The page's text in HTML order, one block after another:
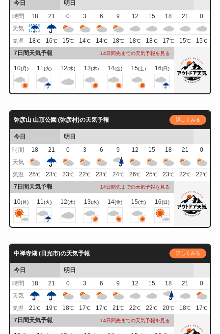
今日
明日
時間
18 21 0 3 6 9 12 15 18 21
0
天気
気温 18℃ 16℃ 15℃ 14℃ 14℃ 18℃ 18℃ 18℃ 17℃ 15℃ 15℃
7日間天気予報 14日間先までの天気予報を見る
10(月) 11(火) 12(水) 13(木) 14(金) 15(土) 16(日)
弥彦山 山頂公園 (弥彦村)の天気予報 詳しくみる
今日
明日
時間
18 21 0 3 6 9 12 15 18 21
0
天気
気温 25℃ 23℃ 23℃ 22℃ 23℃ 24℃ 26℃ 25℃ 23℃ 22℃ 22℃
7日間天気予報 14日間先までの天気予報を見る
10(月) 11(火) 12(水) 13(木) 14(金) 15(土) 16(日)
中禅寺湖 (日光市)の天気予報 詳しくみる
今日
明日
時間
18 21 0 3 6 9 12 15 18 21
0
天気
気温 21℃ 19℃ 18℃ 17℃ 17℃ 21℃ 22℃ 22℃ 20℃ 18℃ 17℃
7日間天気予報 14日間先までの天気予報を見る